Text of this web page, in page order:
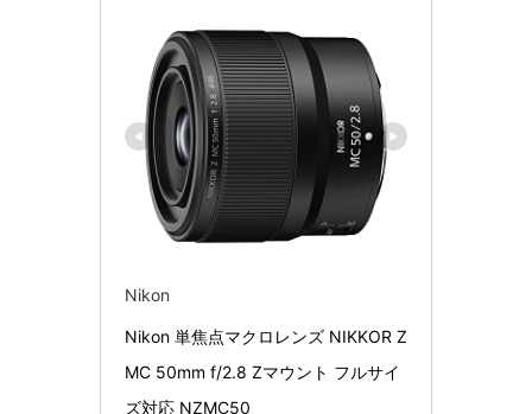
Nikon
Nikon 単焦点マクロレンズ NIKKOR Z
MC 50mm f/2.8 Zマウント フルサイ
ズ対応 NZMC50